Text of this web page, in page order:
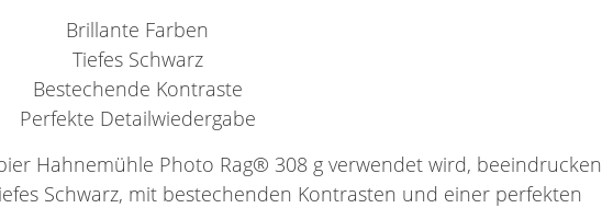
Brillante Farben
Tiefes Schwarz
Bestechende Kontraste
Perfekte Detailwiedergabe
Hahnemühle Photo Rag® 308 g verwendet wird, beeindrucken
Schwarz, mit bestechenden Kontrasten und einer perfekten